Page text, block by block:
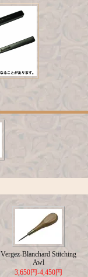
Vergez-Blanchard Stitching
Awl
3,650円-4,450円